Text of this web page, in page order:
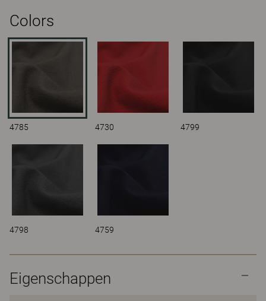
Colors
4785 4730 4799
4798 4759
Eigenschappen